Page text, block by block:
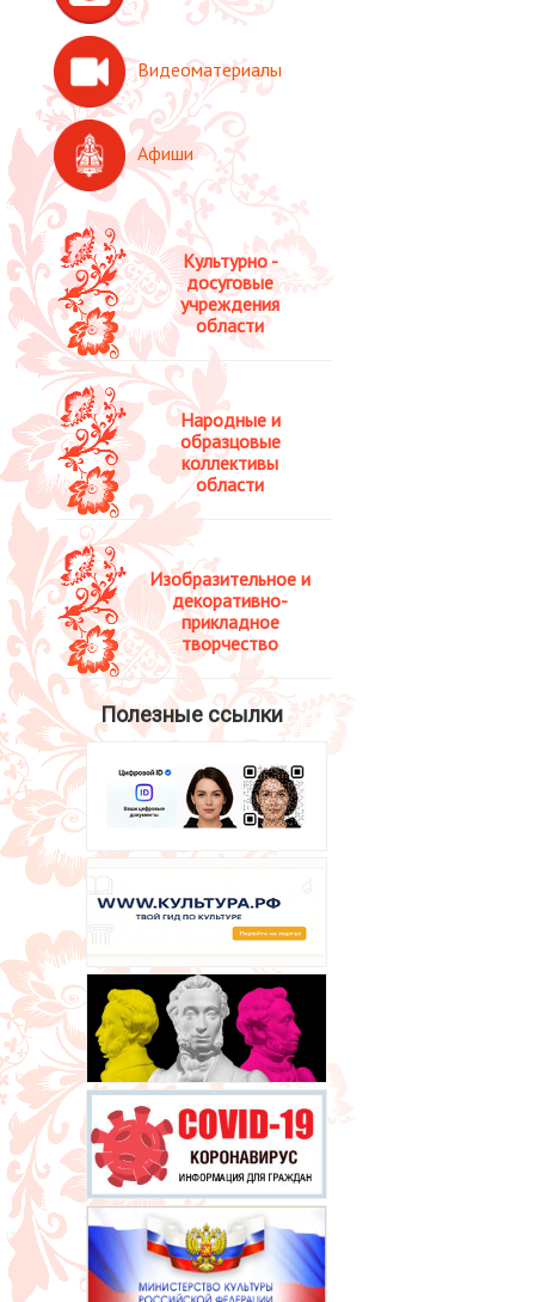
Культурно -
досуговые
учреждения
области
Народные и
образцовые
коллективы
области
Изобразительное и
декоративно-
прикладное
творчество
Полезные ссылки
Видеоматериалы
Афиши